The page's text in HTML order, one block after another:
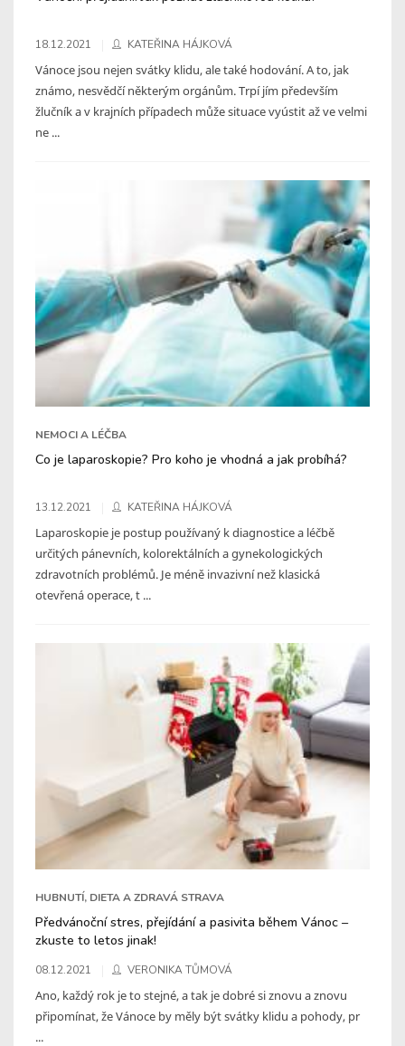
18.12.2021 KATEŘINA HÁJKOVÁ
Vánoce jsou nejen svátky klidu, ale také hodování. A to, jak
známo, nesvědčí některým orgánům. Trpí jím především
žlučník a v krajních případech může situace vyústit až ve velmi
ne ...
NEMOCI A LÉČBA
Co je laparoskopie? Pro koho je vhodná a jak probíhá?
13.12.2021 KATEŘINA HÁJKOVÁ
Laparoskopie je postup používaný k diagnostice a léčbě
určitých pánevních, kolorektálních a gynekologických
zdravotních problémů. Je méně invazivní než klasická
otevřená operace, t ...
HUBNUTÍ, DIETA A ZDRAVÁ STRAVA
Předvánoční stres, přejídání a pasivita během Vánoc –
zkuste to letos jinak!
08.12.2021 VERONIKA TŮMOVÁ
Ano, každý rok je to stejné, a tak je dobré si znovu a znovu
připomínat, že Vánoce by měly být svátky klidu a pohody, pr
...